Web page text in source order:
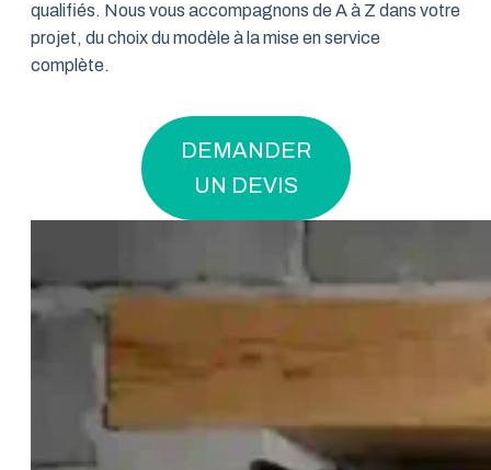
qualifiés. Nous vous accompagnons de A à Z dans votre
projet, du choix du modèle à la mise en service
complète.
DEMANDER
UN DEVIS